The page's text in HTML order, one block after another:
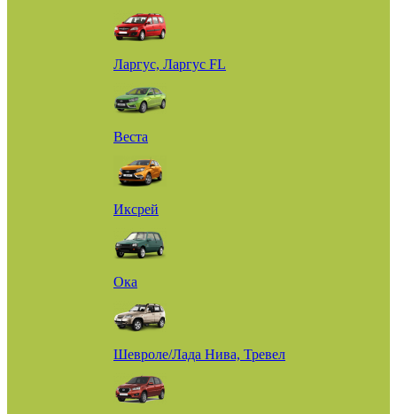
Ларгус, Ларгус FL
Веста
Иксрей
Ока
Шевроле/Лада Нива, Тревел